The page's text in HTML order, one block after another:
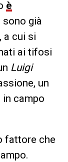
è
sono già
a cui si
ai tifosi
Luigi
un
campo
fattore che